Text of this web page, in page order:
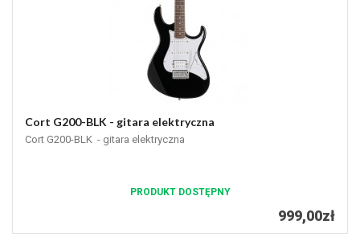
Cort G200-BLK - gitara elektryczna
Cort G200-BLK - gitara elektryczna
PRODUKT DOSTĘPNY
999,00zł